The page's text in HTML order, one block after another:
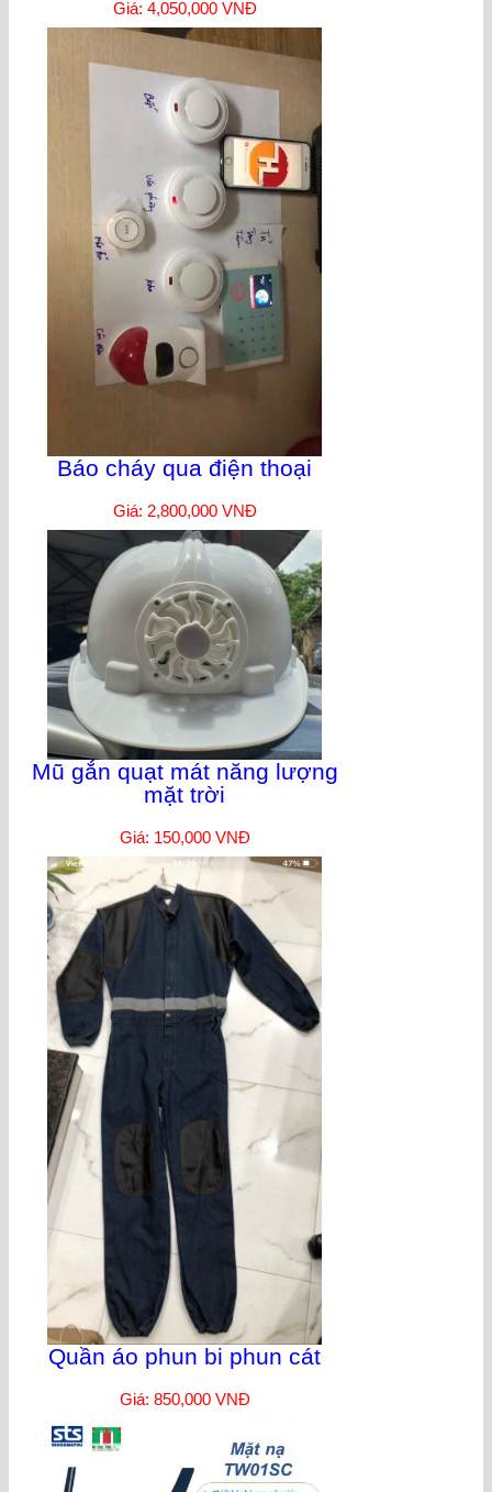
Giá: 4,050,000 VNĐ
Báo cháy qua điện thoại
Giá: 2,800,000 VNĐ
Mũ gắn quạt mát năng lượng
mặt trời
Giá: 150,000 VNĐ
Quần áo phun bi phun cát
Giá: 850,000 VNĐ